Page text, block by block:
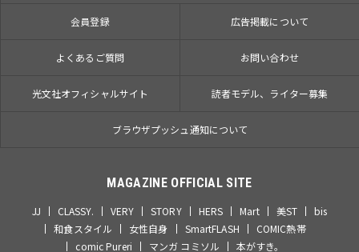
会員登録 広告掲載について
よくあるご質問 お問い合わせ
光文社オフィシャルサイト 読者モデル、ライター募集
ブラウザプッシュ通知について
MAGAZINE OFFICIAL SITE
JJ CLASSY. VERY STORY HERS Mart 美ST
bis
和食スタイル
女性自身 SmartFLASH
COMIC熱帯
comic Pureri
マンガ コミソル 本がすき。